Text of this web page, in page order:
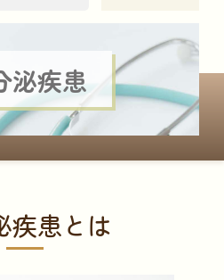
泌疾患
疾患とは